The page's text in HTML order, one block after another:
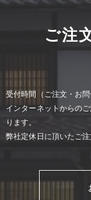
ご注
受付時間（ご注⽂・お
インターネットからの
ります。
弊社定休⽇に頂いたご